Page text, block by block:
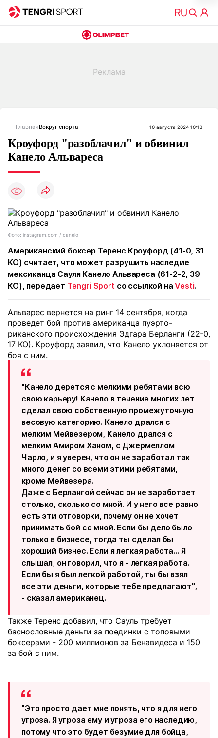
Главная Вокруг спорта 10 августа 2024 10:13
Кроуфорд "разоблачил" и обвинил
Канело Альвареса
Фото: instagram.com / canelo
Американский боксер Теренс Кроуфорд (41-0, 31
КО) считает, что может разрушить наследие
мексиканца Сауля Канело Альвареса (61-2-2, 39
КО), передает Tengri Sport со ссылкой наVesti.
Альварес вернется на ринг 14 сентября, когда
проведет бой против американца пуэрто-
риканского происхождения Эдгара Берланги (22-0,
17 КО). Кроуфорд заявил, что Канело уклоняется от
боя с ним.
"Канело дерется с мелкими ребятами всю
свою карьеру! Канело в течение многих лет
сделал свою собственную промежуточную
весовую категорию. Канело дрался с
мелким Мейвезером, Канело дрался с
мелким Амиром Ханом, с Джермеллом
Чарло, и я уверен, что он не заработал так
много денег со всеми этими ребятами,
кроме Мейвезера.
Даже с Берлангой сейчас он не заработает
столько, сколько со мной. И у него все равно
есть эти отговорки, почему он не хочет
принимать бой со мной. Если бы дело было
только в бизнесе, тогда ты сделал бы
хороший бизнес. Если я легкая работа… Я
слышал, он говорил, что я - легкая работа.
Если бы я был легкой работой, ты бы взял
все эти деньги, которые тебе предлагают",
- сказал американец.
Также Теренс добавил, что Сауль требует
баснословные деньги за поединки с топовыми
боксерами - 200 миллионов за Бенавидеса и 150
за бой с ним.
"Это просто дает мне понять, что я для него
угроза. Я угроза ему и угроза его наследию,
потому что это будет безумие для бойца,